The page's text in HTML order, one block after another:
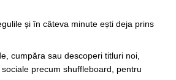
și în câteva minute ești deja prins
cumpăra sau descoperi titluri noi,
precum shuffleboard, pentru